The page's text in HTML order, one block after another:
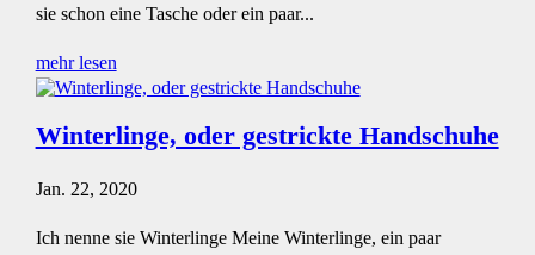
sie schon eine Tasche oder ein paar...
mehr lesen
Winterlinge, oder gestrickte Handschuhe
Jan. 22, 2020
Ich nenne sie Winterlinge Meine Winterlinge, ein paar